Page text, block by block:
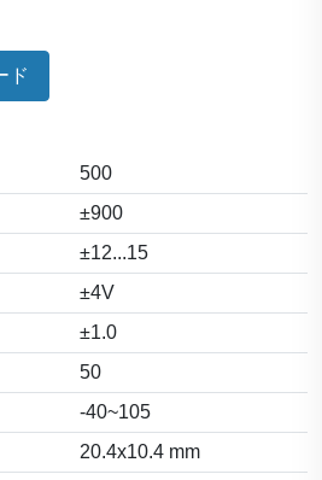
ド
500
±900
±12...15
±4V
±1.0
50
-40~105
20.4x10.4 mm